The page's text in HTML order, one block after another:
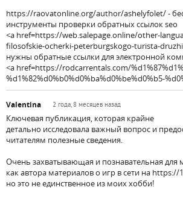
https://raovatonline.org/author/ashelyfolet/ -
инструменты проверки обратных ссылок seo
<a href=https://web.salepage.online/other-
filosofskie-ocherki-peterburgskogo-turista-
нужны обратные ссылки для электронной
<a href=https://rodcarrentals.com/
%d1%82%d0%b0%d0%ba%d0%be%d0%b5-
Valentina 2 года, 8 месяцев назад
Ключевая публикация, которая крайне
детально исследовала важный вопрос и
читателям полезные сведения.
Очень захватывающая и познавательная для
как автора материалов о игр в сети на
но это не единственное из моих хобби!